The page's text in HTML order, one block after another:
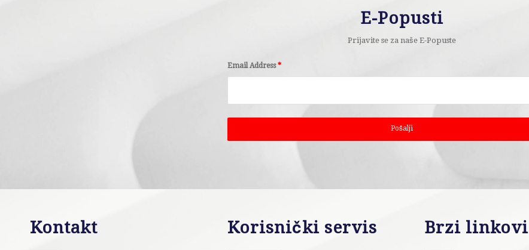
E-Popusti
Prijavite se za naše E-Popuste
Email Address*
Kontakt Korisnički servis Brzi linkovi